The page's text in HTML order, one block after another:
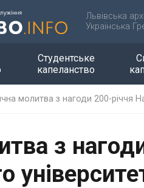
Львівська
Українська
Студентське
капеланство
молитва з нагоди 200-річчя
з